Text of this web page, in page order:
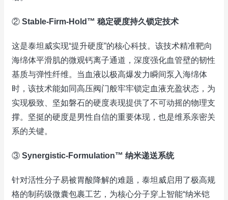
② Stable-Firm-Hold™ 稳定硬度持久锁定技术
这是泰坦威实现“提升硬度”的核心科技。该技术精准靶向
海绵体平滑肌的微观钙离子通道，深度强化血管壁的韧性
基质与弹性纤维。当血液以极高爆发力瞬间泵入海绵体
时，该技术能如同高压阀门般牢牢锁定血液充盈状态，为
实现极致、坚如磐石的硬度表现提供了不可动摇的物理支
撑。坚挺的硬度是男性自信的重要体现，也是维系亲密关
系的关键。
③ Synergistic-Formulation™ 纳米递送系统
针对活性分子易被胃酸降解的难题，泰坦威启用了极高规
格的制药级微囊包裹工艺，为核心分子穿上智能“纳米铠